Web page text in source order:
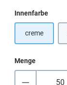
Innenfarbe
creme
Menge